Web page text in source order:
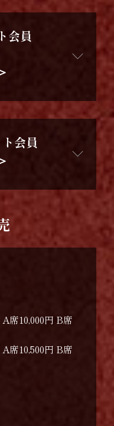
会員
（金）18:15公演
会員
ト会員
要です
円)
10,000円 B席
10,500円 B席